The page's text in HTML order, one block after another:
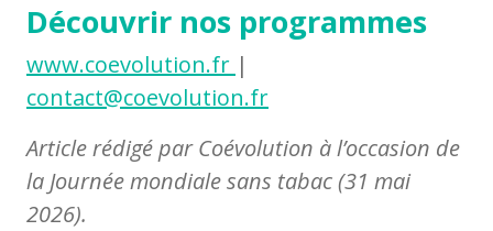
Découvrir nos programmes
www.coevolution.fr |
contact@coevolution.fr
Article rédigé par Coévolution à l’occasion de
la Journée mondiale sans tabac (31 mai
2026).